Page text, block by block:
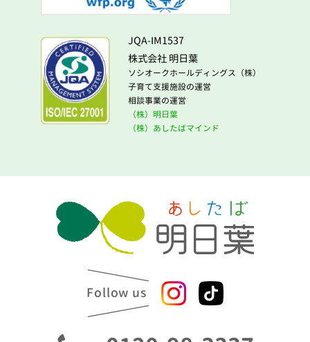
JQA-IM1537
株式会社 明日葉
ソシオークホールディングス（株）
子育て支援施設の運営
相談事業の運営
（株）明日葉
（株）あしたばマインド
Follow us